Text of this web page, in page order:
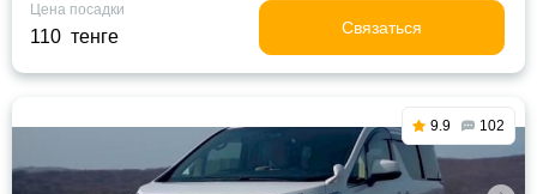
Цена посадки
110 тенге Связаться
9.9 102